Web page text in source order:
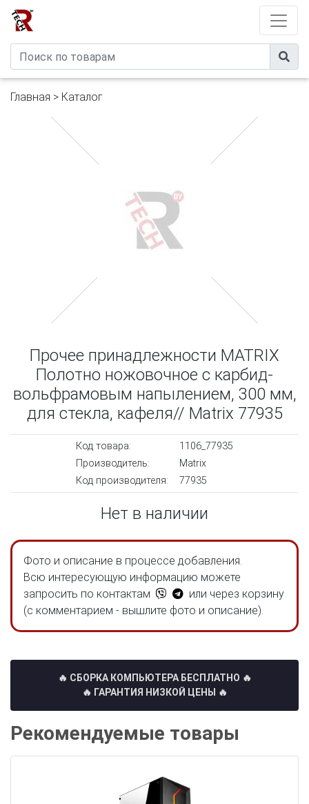
Главная > Каталог
Прочее принадлежности MATRIX
Полотно ножовочное с карбид-
вольфрамовым напылением, 300 мм,
для стекла, кафеля// Matrix 77935
Код товара:
1106_77935
Производитель:
Matrix
Код производителя:
77935
Нет в наличии
Фото и описание в процессе добавления.
Всю интересующую информацию можете
запросить по контактам
или через корзину
(с комментарием - вышлите фото и описание).
🔥 СБОРКА КОМПЬЮТЕРА БЕСПЛАТНО 🔥
🔥 ГАРАНТИЯ НИЗКОЙ ЦЕНЫ 🔥
Рекомендуемые товары